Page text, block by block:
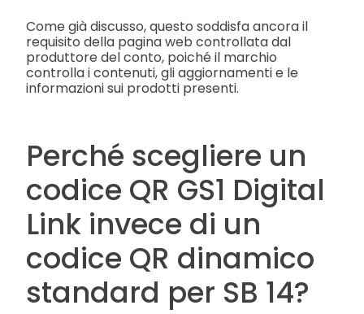
Come già discusso, questo soddisfa ancora il
requisito della pagina web controllata dal
produttore del conto, poiché il marchio
controlla i contenuti, gli aggiornamenti e le
informazioni sui prodotti presenti.
Perché scegliere un
codice QR GS1 Digital
Link invece di un
codice QR dinamico
standard per SB 14?